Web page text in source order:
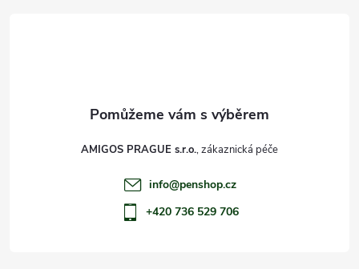
AMIGOS PRAGUE s.r.o.
info@penshop.cz
+420 736 529 706